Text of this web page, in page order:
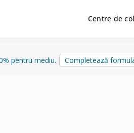
Centre de
pentru mediu. Completează